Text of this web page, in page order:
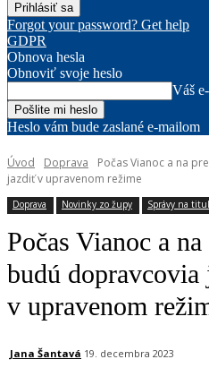
Forgot your password? Get help
GDPR
Obnova hesla
Obnoviť svoje heslo
Váš
Heslo vám bude zaslané e-mailom
Úvod Doprava
Počas Vianoc a na
jazdiť v upravenom režime
Doprava Novinky zo župy Správy na
Počas Vianoc a
budú
v upravenom
Jana Šantavá 19. decembra 2023